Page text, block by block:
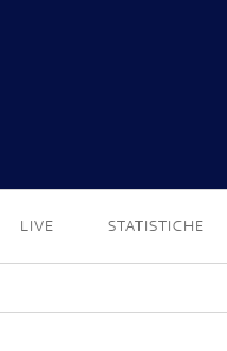
LIVE STATISTICHE